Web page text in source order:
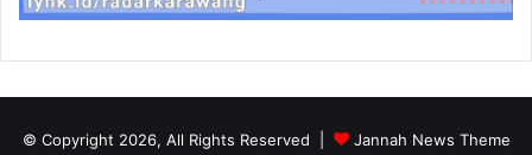
© Copyright 2026, All Rights Reserved | Jannah News Theme